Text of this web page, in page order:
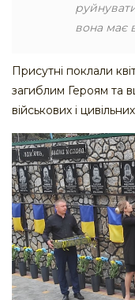
вона має
Присутні поклали
загиблим Героям та
військових і